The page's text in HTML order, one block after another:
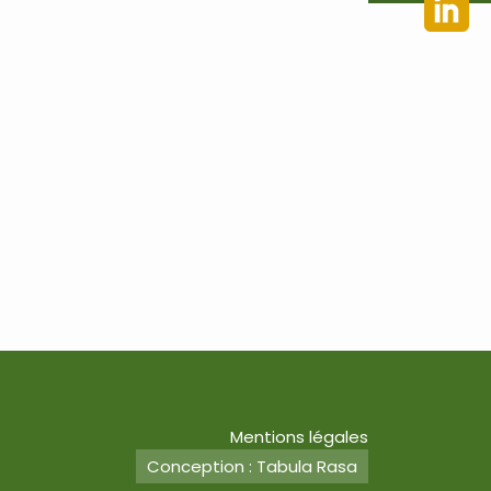
Mentions légales
Conception : Tabula Rasa